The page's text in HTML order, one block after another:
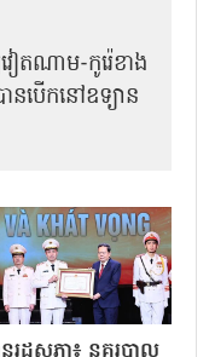
តណាម-កូរ៉េខាង
បើកនៅឧទ្យាន